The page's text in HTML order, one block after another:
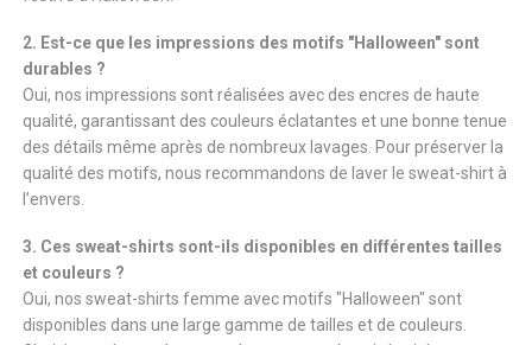
2. Est-ce que les impressions des motifs "Halloween" sont
durables ?
Oui, nos impressions sont réalisées avec des encres de haute
qualité, garantissant des couleurs éclatantes et une bonne tenue
des détails même après de nombreux lavages. Pour préserver la
qualité des motifs, nous recommandons de laver le sweat-shirt à
l’envers.
3. Ces sweat-shirts sont-ils disponibles en différentes tailles
et couleurs ?
Oui, nos sweat-shirts femme avec motifs "Halloween" sont
disponibles dans une large gamme de tailles et de couleurs.